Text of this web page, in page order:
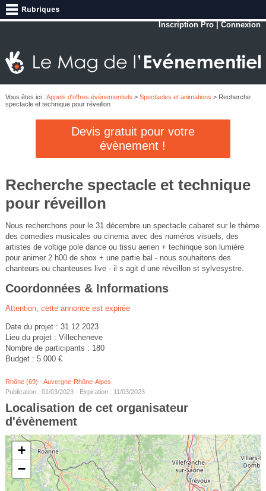
Inscription Pro |Connexion
Vous êtes ici : Appels d'offres évènementiels > Spectacles et animations > Recherche
spectacle et technique pour réveillon
Devis gratuit pour votre
évènement !
Recherche spectacle et technique
pour réveillon
Nous recherchons pour le 31 décembre un spectacle cabaret sur le thème
des comedies musicales ou cinema avec des numéros visuels, des
artistes de voltige pole dance ou tissu aerien + techinque son lumière
pour animer 2 h00 de shox + une partie bal - nous souhaitons des
chanteurs ou chanteuses live - il s agit d une réveillon st sylvesystre.
Coordonnées & Informations
Attention, cette annonce est expirée
Date du projet : 31 12 2023
Lieu du projet : Villecheneve
Nombre de participants : 180
Budget : 5 000 €
Rhône (69) -Auvergne-Rhône-Alpes
Publication : 01/03/2023 - Expiration : 11/03/2023
Localisation de cet organisateur
d'évènement
+
−